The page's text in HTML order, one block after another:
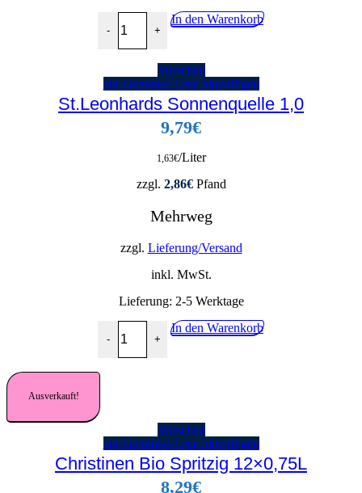
-
St.Leonhards Lichtquelle 6x1,0L Menge
+
In den Warenkorb
Vorschau
zur Getränke-Liste hinzufügen
St.Leonhards Sonnenquelle 1,0
9,79€
1,63€/Liter
zzgl. 2,86€Pfand
Mehrweg
zzgl. Lieferung/Versand
inkl. MwSt.
Lieferung: 2-5 Werktage
-
St.Leonhards Sonnenquelle 1,0 Menge
+
In den Warenkorb
Ausverkauft!
Vorschau
zur Getränke-Liste hinzufügen
Christinen Bio Spritzig 12×0,75L
8,29€